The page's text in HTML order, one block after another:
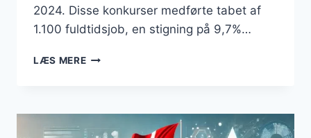
2024. Disse konkurser medførte tabet af
1.100 fuldtidsjob, en stigning på 9,7%…
LÆS MEREFLERE
HVAD
BETYDER